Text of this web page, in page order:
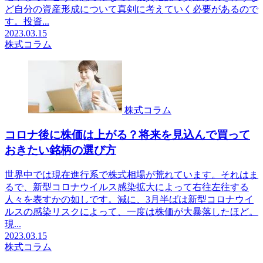
ど自分の資産形成について真剣に考えていく必要があるので
す。投資...
2023.03.15
株式コラム
株式コラム
コロナ後に株価は上がる？将来を見込んで買って
おきたい銘柄の選び方
世界中では現在進行系で株式相場が荒れています。それはま
るで、新型コロナウイルス感染拡大によって右往左往する
人々を表すかの如しです。減に、3月半ばは新型コロナウイ
ルスの感染リスクによって、一度は株価が大暴落したほど。
現...
2023.03.15
株式コラム